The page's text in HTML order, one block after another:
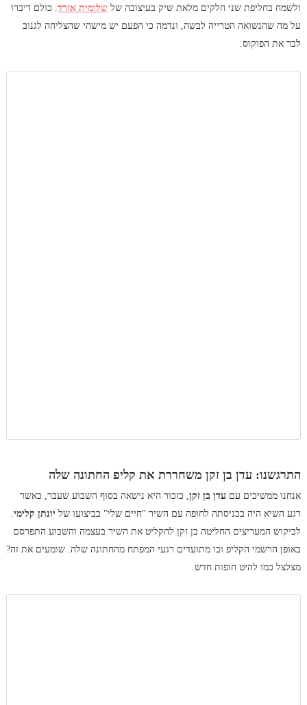
ולשמח בחליפת שני חלקים מלאת שיק בעיצובה של שלומית אזרד. כולם דיברו
על מה שהנשואה הטרייה לבשה, ונדמה כי הפעם יש מישהי שהצליחה לגנוב
לבר את הפוקוס.
התרגשנו: עדן בן זקן משחררת את קליפ החתונה שלה
אנחנו ממשיכים עם עדן בן זקן, כזכור היא נישאה בסוף השבוע שעבר, כאשר
רגע השיא היה בכניסתה לחופה עם השיר "חיים שלי" בביצועו של יונתן קלימי.
לביקוש המעריצים החליטה בן זקן להקליט את השיר בעצמה והשבוע התפרסם
באופן הרשמי הקליפ ובו מתועדים רגעי המפתח מהחתונה שלה. שומעים את זה?
מצלצל כמו להיט חופות חדש.